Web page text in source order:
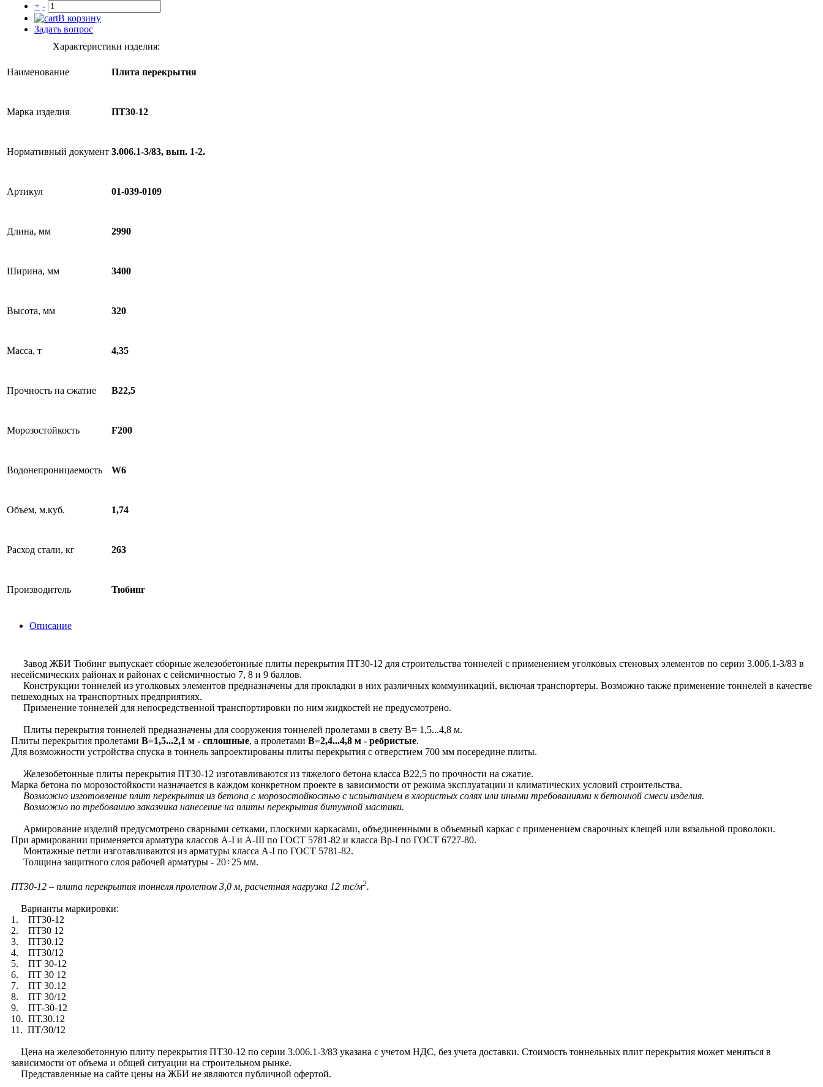
+ -
В корзину
Задать вопрос
Характеристики изделия:
Наименование Плита перекрытия
Марка изделия ПТ30-12
Нормативный документ 3.006.1-3/83, вып. 1-2.
Артикул 01-039-0109
Длина, мм 2990
Ширина, мм 3400
Высота, мм 320
Масса, т 4,35
Прочность на сжатие В22,5
Морозостойкость F200
Водонепроницаемость W6
Объем, м.куб. 1,74
Расход стали, кг 263
Производитель Тюбинг
Описание
Завод ЖБИ Тюбинг выпускает сборные железобетонные плиты перекрытия ПТ30-12 для строительства тоннелей с применением уголковых стеновых элементов по серии 3.006.1-3/83 в
несейсмических районах и районах с сейсмичностью 7, 8 и 9 баллов.
Конструкции тоннелей из уголковых элементов предназначены для прокладки в них различных коммуникаций, включая транспортеры. Возможно также применение тоннелей в качестве
пешеходных на транспортных предприятиях.
Применение тоннелей для непосредственной транспортировки по ним жидкостей не предусмотрено.
Плиты перекрытия тоннелей предназначены для сооружения тоннелей пролетами в свету В= 1,5...4,8 м.
Плиты перекрытия пролетами В=1,5...2,1 м - сплошные, а пролетами В=2,4...4,8 м - ребристые.
Для возможности устройства спуска в тоннель запроектированы плиты перекрытия с отверстием 700 мм посередине плиты.
Железобетонные плиты перекрытия ПТ30-12 изготавливаются из тяжелого бетона класса В22,5 по прочности на сжатие.
Марка бетона по морозостойкости назначается в каждом конкретном проекте в зависимости от режима эксплуатации и климатических условий строительства.
Возможно изготовление плит перекрытия из бетона с морозостойкостью с испытанием в хлористых солях или иными требованиями к бетонной смеси изделия.
Возможно по требованию заказчика нанесение на плиты перекрытия битумной мастики.
Армирование изделий предусмотрено сварными сетками, плоскими каркасами, объединенными в объемный каркас с применением сварочных клещей или вязальной проволоки.
При армировании применяется арматура классов А-I и А-III по ГОСТ 5781-82 и класса Вр-I по ГОСТ 6727-80.
Монтажные петли изготавливаются из арматуры класса А-I по ГОСТ 5781-82.
Толщина защитного слоя рабочей арматуры - 20÷25 мм.
ПТ30-12 – плита перекрытия тоннеля пролетом 3,0 м, расчетная нагрузка 12 тс/м2.
Варианты маркировки:
1. ПТ30-12
2. ПТ30 12
3. ПТ30.12
4. ПТ30/12
5. ПТ 30-12
6. ПТ 30 12
7. ПТ 30.12
8. ПТ 30/12
9. ПТ-30-12
10. ПТ.30.12
11. ПТ/30/12
Цена на железобетонную плиту перекрытия ПТ30-12 по серии 3.006.1-3/83 указана с учетом НДС, без учета доставки. Стоимость тоннельных плит перекрытия может меняться в
зависимости от объема и общей ситуации на строительном рынке.
Представленные на сайте цены на ЖБИ не являются публичной офертой.